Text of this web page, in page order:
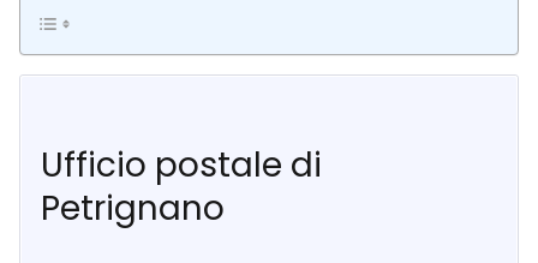
Ufficio postale di
Petrignano